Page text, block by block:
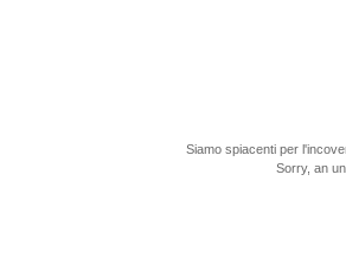
Siamo spiacenti per
Sorry, an